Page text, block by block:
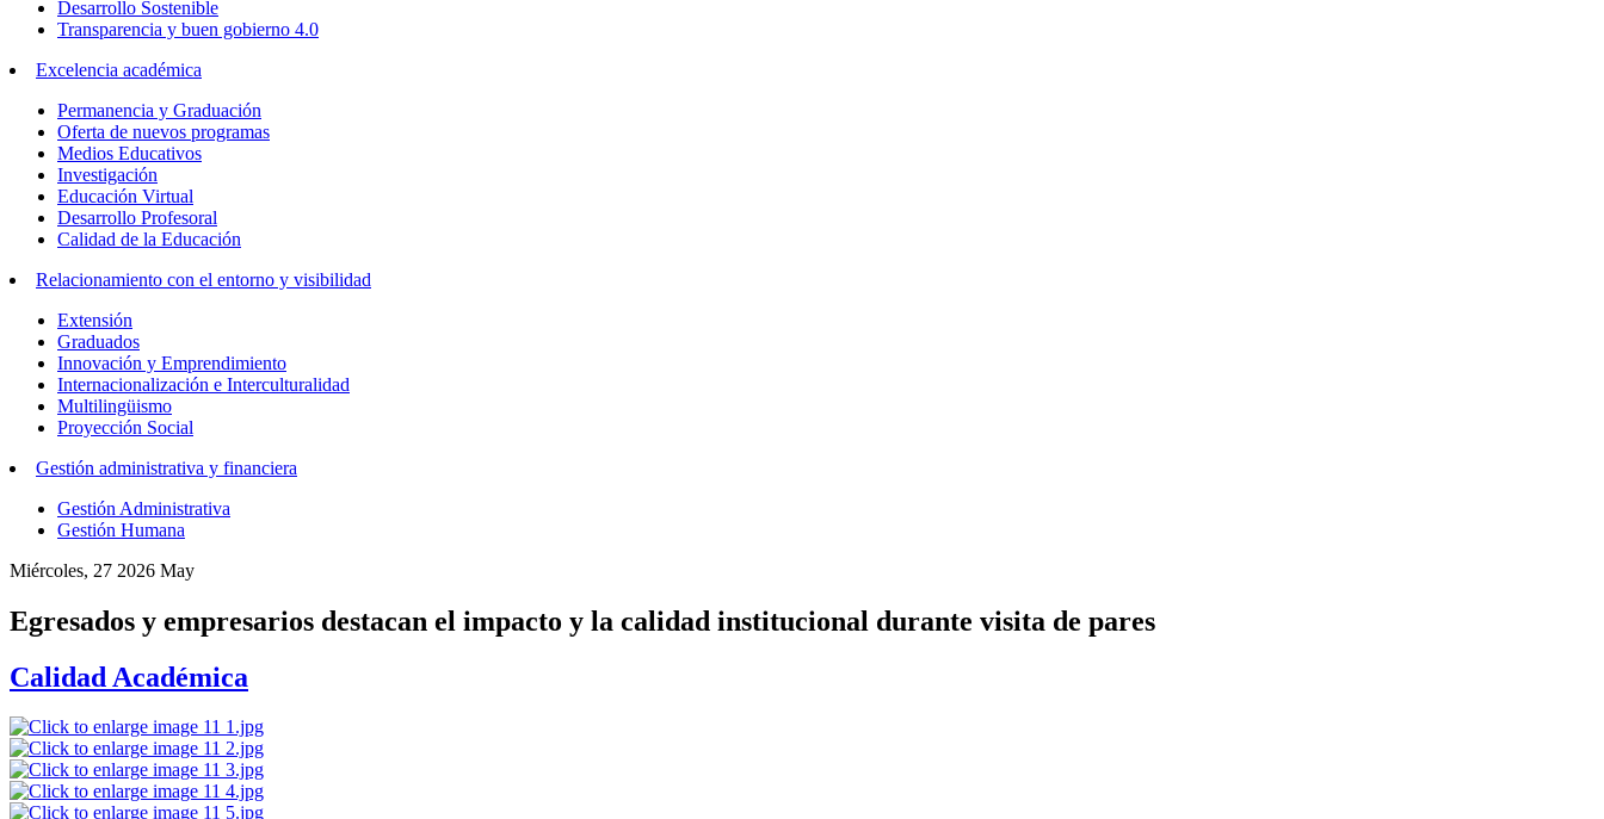
Desarrollo Sostenible
Transparencia y buen gobierno 4.0
Excelencia académica
Permanencia y Graduación
Oferta de nuevos programas
Medios Educativos
Investigación
Educación Virtual
Desarrollo Profesoral
Calidad de la Educación
Relacionamiento con el entorno y visibilidad
Extensión
Graduados
Innovación y Emprendimiento
Internacionalización e Interculturalidad
Multilingüismo
Proyección Social
Gestión administrativa y financiera
Gestión Administrativa
Gestión Humana
Miércoles, 27 2026 May
Egresados y empresarios destacan el impacto y la calidad institucional durante visita de pares
Calidad Académica